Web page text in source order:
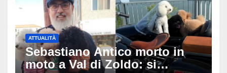
ATTUALITÀ
Sebastiano Antico morto in
moto a Val di Zoldo: si